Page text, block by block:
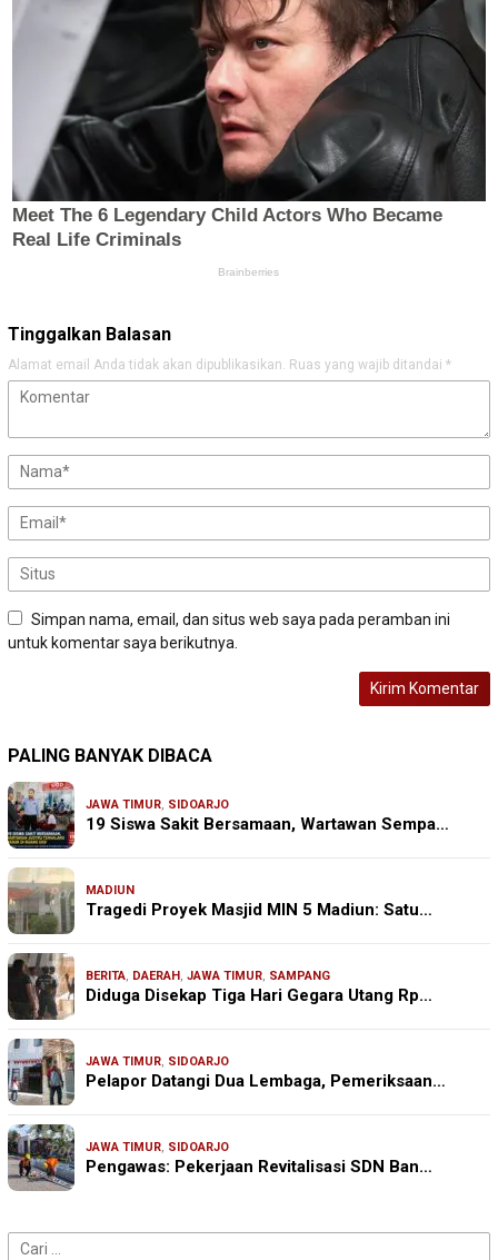
Tinggalkan Balasan
Alamat email Anda tidak akan dipublikasikan. Ruas yang wajib ditandai *
Simpan nama, email, dan situs web saya pada peramban ini
untuk komentar saya berikutnya.
PALING BANYAK DIBACA
JAWA TIMUR, SIDOARJO
19 Siswa Sakit Bersamaan, Wartawan Sempa…
MADIUN
Tragedi Proyek Masjid MIN 5 Madiun: Satu…
BERITA, DAERAH , JAWA TIMUR, SAMPANG
Diduga Disekap Tiga Hari Gegara Utang Rp…
JAWA TIMUR, SIDOARJO
Pelapor Datangi Dua Lembaga, Pemeriksaan…
JAWA TIMUR, SIDOARJO
Pengawas: Pekerjaan Revitalisasi SDN Ban…
Cari